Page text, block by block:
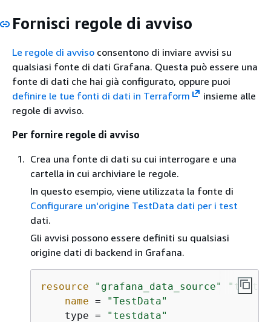
Fornisci regole di avviso
Le regole di avviso consentono di inviare avvisi su
qualsiasi fonte di dati Grafana. Questa può essere una
fonte di dati che hai già configurato, oppure puoi
definire le tue fonti di dati in Terraform
insieme alle
regole di avviso.
Per fornire regole di avviso
Crea una fonte di dati su cui interrogare e una
cartella in cui archiviare le regole.
In questo esempio, viene utilizzata la fonte di
Configurare un'origine TestData dati per i test
dati.
Gli avvisi possono essere definiti su qualsiasi
origine dati di backend in Grafana.
resource "grafana_data_source"
name =
"TestData"
    type =
"testdata"